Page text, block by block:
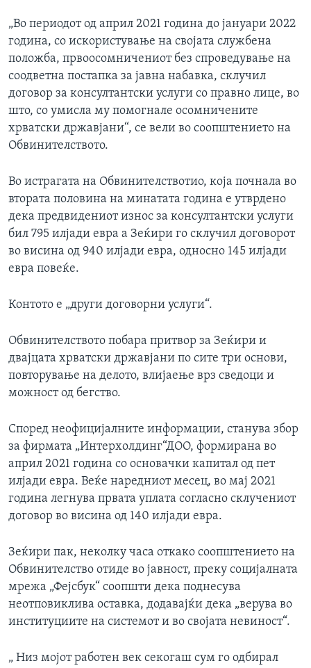
„Во периодот од април 2021 година до јануари 2022
година, со искористување на својата службена
положба, првоосомничениот без спроведување на
соодветна постапка за јавна набавка, склучил
договор за консултантски услуги со правно лице, во
што, со умисла му помогнале осомничените
хрватски државјани“, се вели во соопштението на
Обвинителството.
Во истрагата на Обвинителствотио, која почнала во
втората половина на минатата година е утврдено
дека предвидениот износ за консултантски услуги
бил 795 илјади евра а Зеќири го склучил договорот
во висина од 940 илјади евра, односно 145 илјади
евра повеќе.
Контото е „други договорни услуги“.
Обвинителството побара притвор за Зеќири и
двајцата хрватски државјани по сите три основи,
повторување на делото, влијаење врз сведоци и
можност од бегство.
Според неофицијалните информации, станува збор
за фирмата „Интерхолдинг“ДОО, формирана во
април 2021 година со основачки капитал од пет
илјади евра. Веќе наредниот месец, во мај 2021
година легнува првата уплата согласно склучениот
договор во висина од 140 илјади евра.
Зеќири пак, неколку часа откако соопштението на
Обвинителство отиде во јавност, преку социјалната
мрежа „Фејсбук“ соопшти дека поднесува
неотповиклива оставка, додавајќи дека „верува во
институциите на системот и во својата невиност“.
„ Низ мојот работен век секогаш сум го одбирал